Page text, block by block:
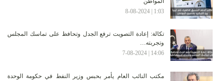
1:03 | 8-08-2024
تكالة: إعادة التصويت ترفع الجدل وتحافظ على تماسك المجلس
وتجربته…
14:06 | 7-08-2024
مكتب النائب العام يأمر بحبس وزير النفط في حكومة الوحدة